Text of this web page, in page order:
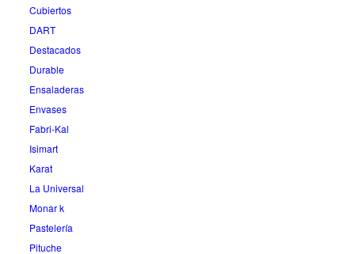
Cubiertos
DART
Destacados
Durable
Ensaladeras
Envases
Fabri-Kal
Isimart
Karat
La Universal
Monar k
Pastelería
Pituche